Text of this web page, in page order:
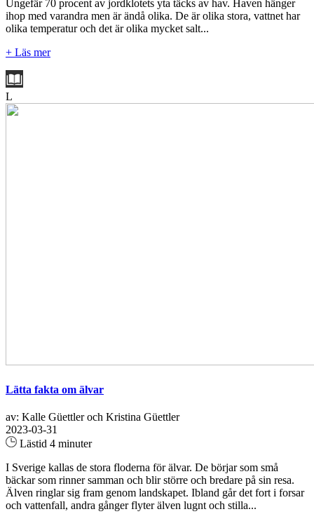
Ungefär 70 procent av jordklotets yta täcks av hav. Haven hänger
ihop med varandra men är ändå olika. De är olika stora, vattnet har
olika temperatur och det är olika mycket salt...
+ Läs mer
L
Lätta fakta om älvar
av: Kalle Güettler och Kristina Güettler
2023-03-31
Lästid 4 minuter
I Sverige kallas de stora floderna för älvar. De börjar som små
bäckar som rinner samman och blir större och bredare på sin resa.
Älven ringlar sig fram genom landskapet. Ibland går det fort i forsar
och vattenfall, andra gånger flyter älven lugnt och stilla...